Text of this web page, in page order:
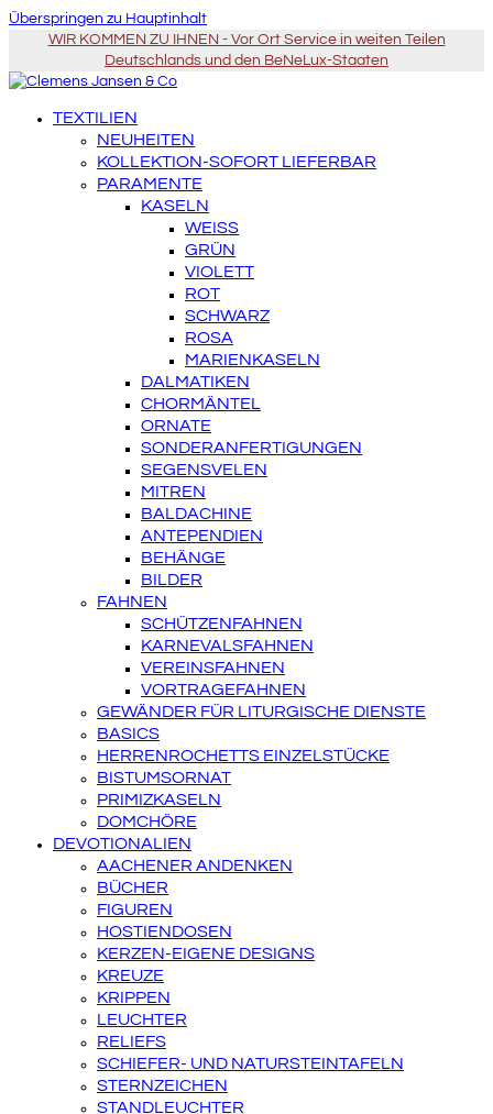
Überspringen zu Hauptinhalt
WIR KOMMEN ZU IHNEN - Vor Ort Service in weiten Teilen
Deutschlands und den BeNeLux-Staaten
TEXTILIEN
NEUHEITEN
KOLLEKTION-SOFORT LIEFERBAR
PARAMENTE
KASELN
WEISS
GRÜN
VIOLETT
ROT
SCHWARZ
ROSA
MARIENKASELN
DALMATIKEN
CHORMÄNTEL
ORNATE
SONDERANFERTIGUNGEN
SEGENSVELEN
MITREN
BALDACHINE
ANTEPENDIEN
BEHÄNGE
BILDER
FAHNEN
SCHÜTZENFAHNEN
KARNEVALSFAHNEN
VEREINSFAHNEN
VORTRAGEFAHNEN
GEWÄNDER FÜR LITURGISCHE DIENSTE
BASICS
HERRENROCHETTS EINZELSTÜCKE
BISTUMSORNAT
PRIMIZKASELN
DOMCHÖRE
DEVOTIONALIEN
AACHENER ANDENKEN
BÜCHER
FIGUREN
HOSTIENDOSEN
KERZEN-EIGENE DESIGNS
KREUZE
KRIPPEN
LEUCHTER
RELIEFS
SCHIEFER- UND NATURSTEINTAFELN
STERNZEICHEN
STANDLEUCHTER